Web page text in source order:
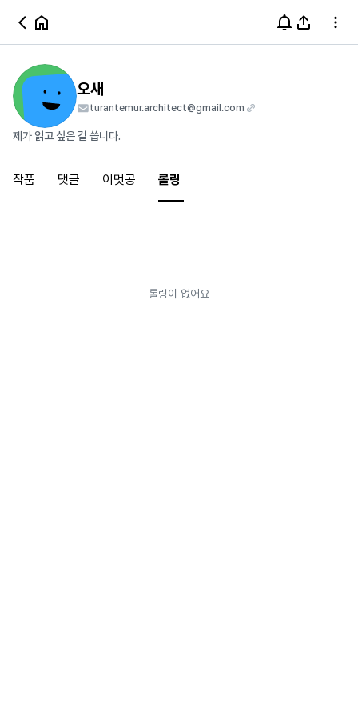
오새
turantemur.architect@gmail.com
제가 읽고 싶은 걸 씁니다.
작품 댓글 이멋공 롤링
롤링이 없어요